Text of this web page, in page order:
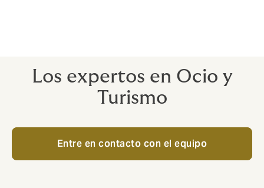
Los expertos en Ocio y
Turismo
Entre en contacto con el equipo